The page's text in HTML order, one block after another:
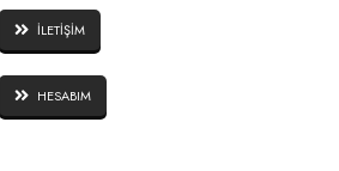
İLETİŞİM
HESABIM